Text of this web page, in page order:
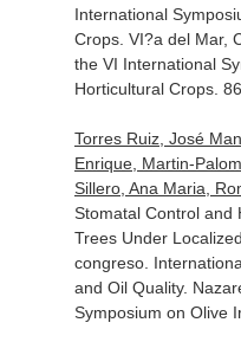
International
Crops. VI?a del Mar,
the VI International
Horticultural Crops.
Torres Ruiz, José
Enrique, Martin-
Sillero, Ana Maria,
Stomatal Control and
Trees Under
congreso.
and Oil Quality.
Symposium on Olive